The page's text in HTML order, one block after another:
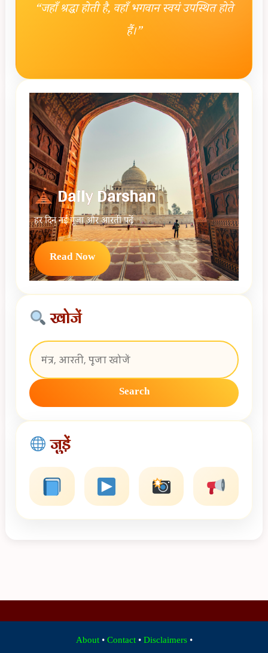
“जहाँ श्रद्धा होती है, वहाँ भगवान स्वयं उपस्थित होते
हैं।”
Daily Darshan
हर दिन नई पूजा और आरती पढ़ें
Read Now
खोजें
Search
जुड़ें
About•Contact•Disclaimers•